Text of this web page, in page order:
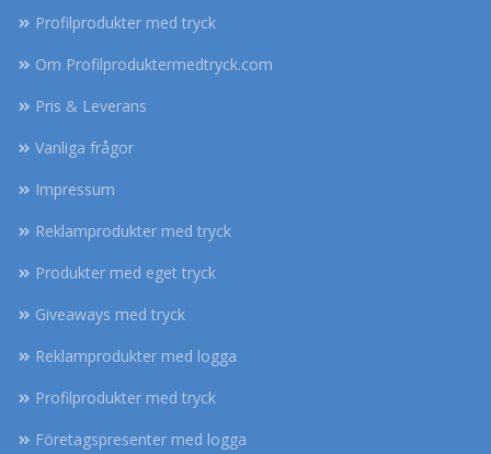
Profilprodukter med tryck
Om Profilproduktermedtryck.com
Pris & Leverans
Vanliga frågor
Impressum
Reklamprodukter med tryck
Produkter med eget tryck
Giveaways med tryck
Reklamprodukter med logga
Profilprodukter med tryck
Företagspresenter med logga